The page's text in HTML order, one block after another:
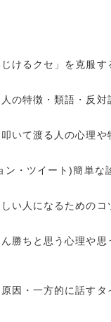
けるクセ」を克服す
の特徴・類語・反対
いて渡る人の心理や
ン・ツイート)簡単な
い人になるためのコ
勝ちと思う心理や思
因・一方的に話すタ